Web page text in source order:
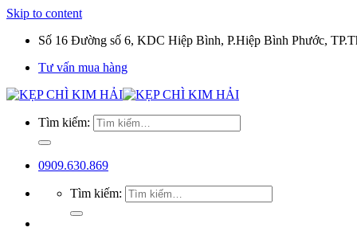
Skip to content
Số 16 Đường số 6, KDC Hiệp Bình, P.Hiệp Bình Phước,
Tư vấn mua hàng
Tìm kiếm:
0909.630.869
Tìm kiếm: